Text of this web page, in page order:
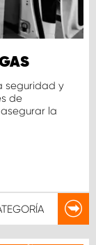
seguridad y
de
la